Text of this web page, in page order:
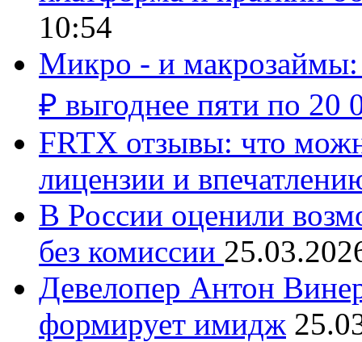
10:54
Микро - и макрозаймы:
₽ выгоднее пяти по 20
FRTX отзывы: что
лицензии и
В России оценили
без комиссии
Девелопер Антон
формирует имидж